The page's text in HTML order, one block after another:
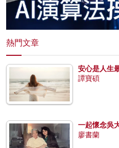
熱門文章
安心是人生
譚寶碩
一起懷念吳
廖書蘭